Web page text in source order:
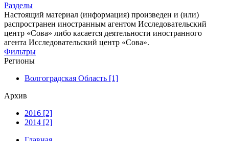
Разделы
Настоящий материал (информация) произведен и (или)
распространен иностранным агентом Исследовательский
центр «Сова» либо касается деятельности иностранного
агента Исследовательский центр «Сова».
Фильтры
Регионы
Волгоградская Область [1]
Архив
2016 [2]
2014 [2]